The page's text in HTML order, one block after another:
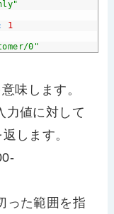
1
0"
味します。
力値に対して
します。
った範囲を指